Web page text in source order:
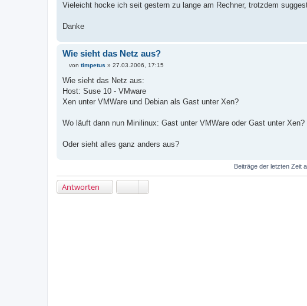
Vieleicht hocke ich seit gestern zu lange am Rechner, trotzdem
Danke
Wie sieht das Netz aus?
e
i
t
a
von timpetus » 27.03.2006, 17:15
Wie sieht das Netz aus:
Host: Suse 10 - VMware
Xen unter VMWare und Debian als Gast unter Xen?
Wo läuft dann nun Minilinux: Gast unter VMWare oder Gast unter Xen?
Oder sieht alles ganz anders aus?
Beiträge der letzten Zeit
Antworten